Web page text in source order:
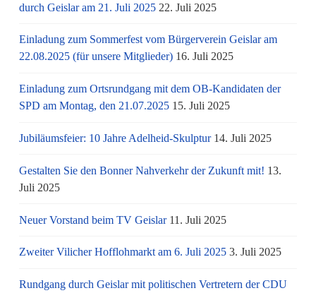
durch Geislar am 21. Juli 2025 22. Juli 2025
Einladung zum Sommerfest vom Bürgerverein Geislar am
22.08.2025 (für unsere Mitglieder) 16. Juli 2025
Einladung zum Ortsrundgang mit dem OB-Kandidaten der
SPD am Montag, den 21.07.2025 15. Juli 2025
Jubiläumsfeier: 10 Jahre Adelheid-Skulptur 14. Juli 2025
Gestalten Sie den Bonner Nahverkehr der Zukunft mit! 13.
Juli 2025
Neuer Vorstand beim TV Geislar 11. Juli 2025
Zweiter Vilicher Hofflohmarkt am 6. Juli 2025 3. Juli 2025
Rundgang durch Geislar mit politischen Vertretern der CDU